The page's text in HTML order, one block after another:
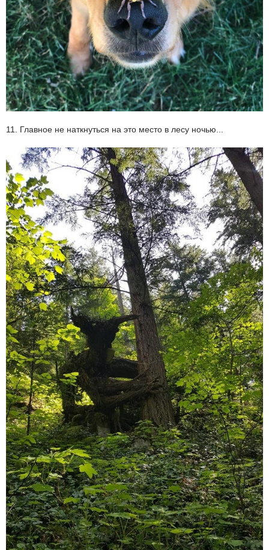
11. Главное не наткнуться на это место в лесу ночью...